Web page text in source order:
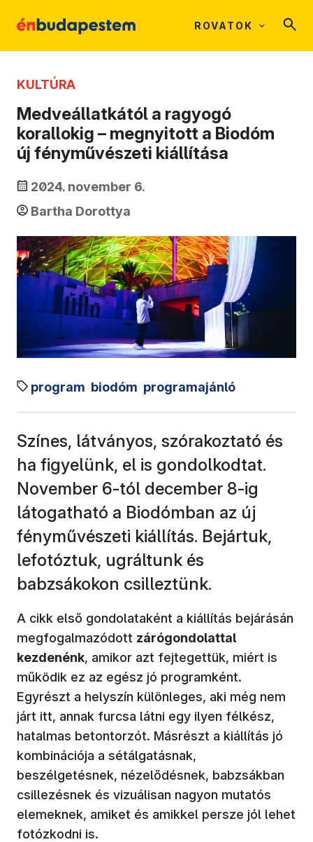
ROVATOK
KULTÚRA
Medveállatkától a ragyogó
korallokig – megnyitott a Biodóm
új fényművészeti kiállítása
2024. november 6.
Bartha Dorottya
program biodóm programajánló
Színes, látványos, szórakoztató és
ha figyelünk, el is gondolkodtat.
November 6-tól december 8-ig
látogatható a Biodómban az új
fényművészeti kiállítás. Bejártuk,
lefotóztuk, ugráltunk és
babzsákokon csilleztünk.
A cikk első gondolataként a kiállítás bejárásán
megfogalmazódott zárógondolattal
kezdenénk, amikor azt fejtegettük, miért is
működik ez az egész jó programként.
Egyrészt a helyszín különleges, aki még nem
járt itt, annak furcsa látni egy ilyen félkész,
hatalmas betontorzót. Másrészt a kiállítás jó
kombinációja a sétálgatásnak,
beszélgetésnek, nézelődésnek, babzsákban
csillezésnek és vizuálisan nagyon mutatós
elemeknek, amiket és amikkel persze jól lehet
fotózkodni is.